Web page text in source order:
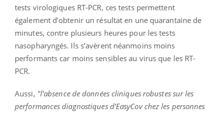
tests virologiques RT-PCR, ces tests permettent
également d’obtenir un résultat en une quarantaine de
minutes, contre plusieurs heures pour les tests
nasopharyngés. Ils s’avèrent néanmoins moins
performants car moins sensibles au virus que les RT-
PCR.
Aussi, "l’absence de données cliniques robustes sur les
performances diagnostiques d’EasyCov chez les personnes